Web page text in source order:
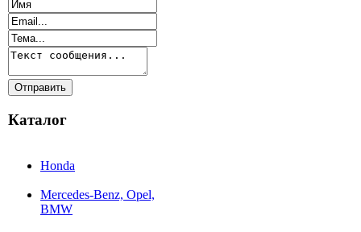
Каталог
Honda
Mercedes-Benz, Opel,
BMW